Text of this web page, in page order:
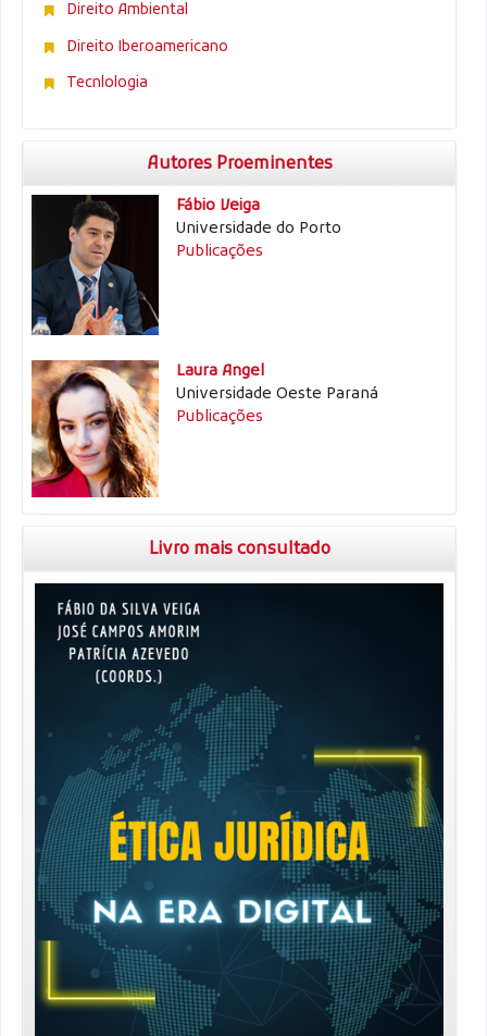
Direito Ambiental
Direito Iberoamericano
Tecnlologia
Autores Proeminentes
Fábio Veiga
Universidade do Porto
Publicações
Laura Angel
Universidade Oeste Paraná
Publicações
Livro mais consultado